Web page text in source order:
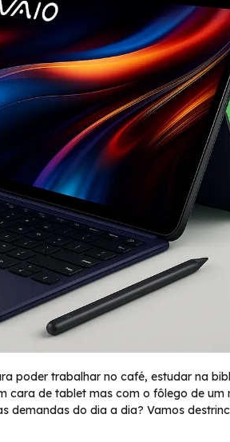
poder trabalhar no café, estudar na
cara de tablet mas com o fôlego de
demandas do dia a dia? Vamos